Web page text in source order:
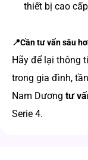
thiết bị cao cấp
📍Cần tư vấn sâu
Hãy để lại thông
trong gia đình,
Nam Dương tư
Serie 4.